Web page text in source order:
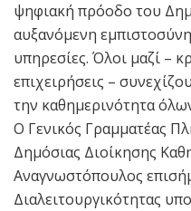
ψηφιακή πρόοδο του
αυξανόμενη
υπηρεσίες. Όλοι μαζί –
επιχειρήσεις –
την καθημερινότητα
Ο Γενικός Γραμματέας
Δημόσιας Διοίκησης
Αναγνωστόπουλος
Διαλειτουργικότητας